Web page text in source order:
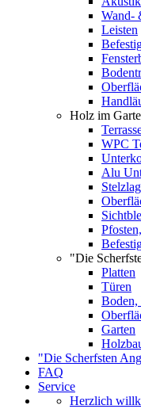
Wand-
Leisten
Holz im
WPC
Alu
"Die
Platten
Türen
Boden,
Garten
"Die Scherfsten
FAQ
Service
Herzlich